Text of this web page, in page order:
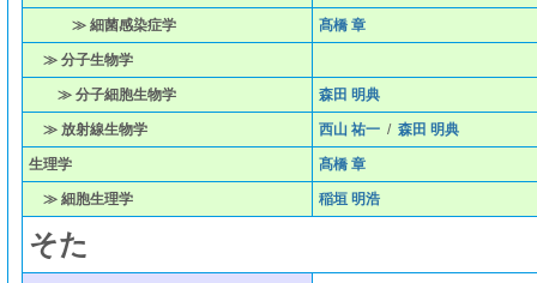
≫ 細菌感染症学 髙橋 章
≫ 分子生物学
≫ 分子細胞生物学 森田 明典
≫ 放射線生物学 西山 祐一/ 森田 明典
生理学 髙橋 章
≫ 細胞生理学 稲垣 明浩
そた